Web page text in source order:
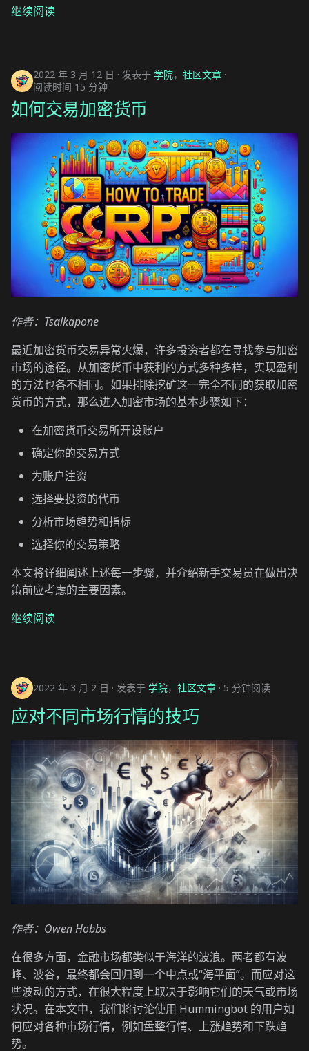
继续阅读
2022 年 3 月 12 日 发表于 学院， 社区文章
阅读时间 15 分钟
如何交易加密货币
作者：Tsalkapone
最近加密货币交易异常火爆，许多投资者都在寻找参与加密
市场的途径。从加密货币中获利的方式多种多样，实现盈利
的方法也各不相同。如果排除挖矿这一完全不同的获取加密
货币的方式，那么进入加密市场的基本步骤如下：
在加密货币交易所开设账户
确定你的交易方式
为账户注资
选择要投资的代币
分析市场趋势和指标
选择你的交易策略
本文将详细阐述上述每一步骤，并介绍新手交易员在做出决
策前应考虑的主要因素。
继续阅读
2022 年 3 月 2 日 发表于 学院， 社区文章 5 分钟阅读
应对不同市场行情的技巧
作者：Owen Hobbs
在很多方面，金融市场都类似于海洋的波浪。两者都有波
峰、波谷，最终都会回归到一个中点或“海平面”。而应对这
些波动的方式，在很大程度上取决于影响它们的天气或市场
状况。在本文中，我们将讨论使用 Hummingbot 的用户如
何应对各种市场行情，例如盘整行情、上涨趋势和下跌趋
势。